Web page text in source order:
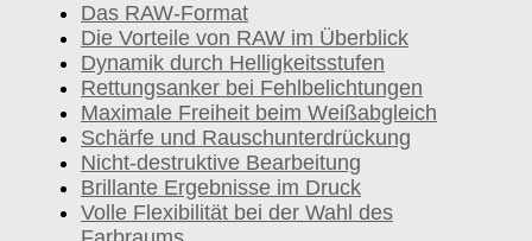
Das RAW-Format
Die Vorteile von RAW im Überblick
Dynamik durch Helligkeitsstufen
Rettungsanker bei Fehlbelichtungen
Maximale Freiheit beim Weißabgleich
Schärfe und Rauschunterdrückung
Nicht-destruktive Bearbeitung
Brillante Ergebnisse im Druck
Volle Flexibilität bei der Wahl des